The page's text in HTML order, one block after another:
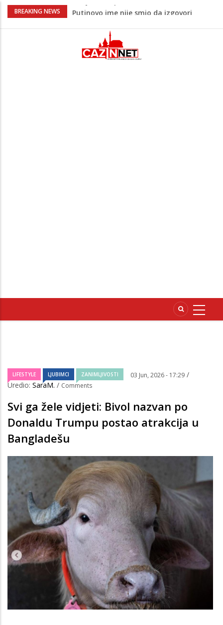
BREAKING NEWS
Šta se dešava u Europi? Dron iz
kod gasovoda
Ribari pronašli kosti na isušenom dnu
Save, podsjećaju na ljudske
LIFESTYLE LJUBIMCI ZANIMLJIVOSTI 03 Jun, 2026 - 17:29 /
Uredio: SaraM. / Comments
Svi ga žele vidjeti: Bivol nazvan po
Donaldu Trumpu postao atrakcija u
Bangladešu